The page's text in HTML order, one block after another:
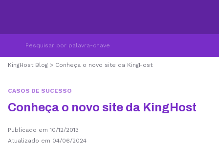
KingHost Blog > Conheça o novo site da KingHost
CASOS DE SUCESSO
Conheça o novo site da KingHost
Publicado em 10/12/2013
Atualizado em 04/06/2024